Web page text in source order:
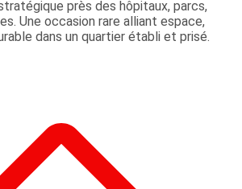
près des hôpitaux, parcs,
Une occasion rare alliant espace,
dans un quartier établi et prisé.